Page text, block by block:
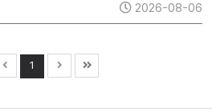
2026-08-06
1